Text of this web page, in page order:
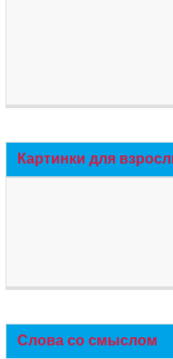
Картинки для
Слова со смыслом